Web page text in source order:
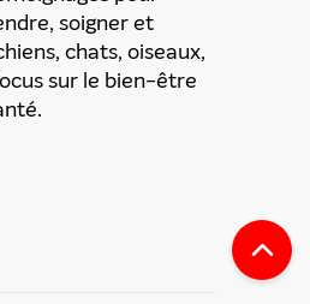
soigner et
chats, oiseaux,
sur le bien-être